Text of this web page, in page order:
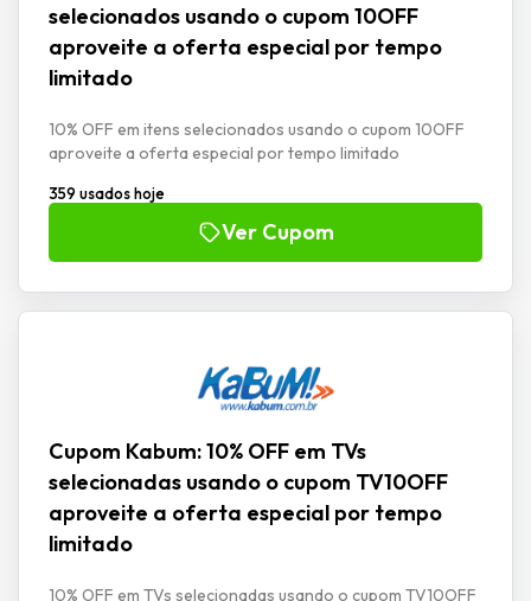
selecionados usando o cupom 10OFF
aproveite a oferta especial por tempo
limitado
10% OFF em itens selecionados usando o cupom 10OFF
aproveite a oferta especial por tempo limitado
359 usados hoje
Ver Cupom
Cupom Kabum: 10% OFF em TVs
selecionadas usando o cupom TV10OFF
aproveite a oferta especial por tempo
limitado
10% OFF em TVs selecionadas usando o cupom TV10OFF